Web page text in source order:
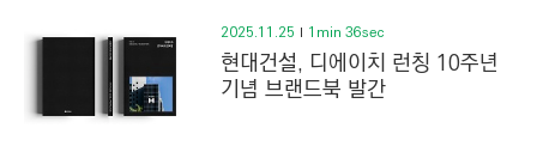
2025.11.25 1min 36sec
현대건설, 디에이치 런칭 10주년
기념 브랜드북 발간